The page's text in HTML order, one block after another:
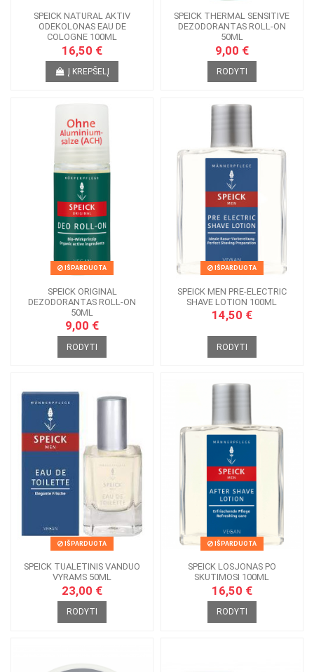
SPEICK NATURAL AKTIV
ODEKOLONAS EAU DE
COLOGNE 100ML
16,50 €
Į KREPŠELĮ
SPEICK THERMAL SENSITIVE
DEZODORANTAS ROLL-ON
50ML
9,00 €
RODYTI
IŠPARDUOTA
SPEICK ORIGINAL
DEZODORANTAS ROLL-ON
50ML
9,00 €
RODYTI
IŠPARDUOTA
SPEICK MEN PRE-ELECTRIC
SHAVE LOTION 100ML
14,50 €
RODYTI
IŠPARDUOTA
SPEICK TUALETINIS VANDUO
VYRAMS 50ML
23,00 €
RODYTI
IŠPARDUOTA
SPEICK LOSJONAS PO
SKUTIMOSI 100ML
16,50 €
RODYTI